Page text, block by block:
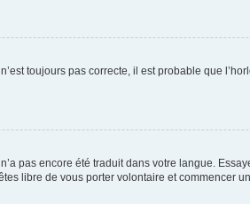
toujours pas correcte, il est probable que
pas encore été traduit dans votre langue.
libre de vous porter volontaire et commencer